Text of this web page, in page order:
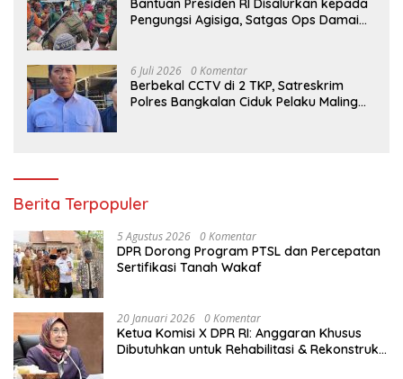
Bantuan Presiden RI Disalurkan kepada
Pengungsi Agisiga, Satgas Ops Damai
6 Juli 2026 0 Komentar
Berbekal CCTV di 2 TKP, Satreskrim
Polres Bangkalan Ciduk Pelaku Maling
Berita Terpopuler
5 Agustus 2026 0 Komentar
DPR Dorong Program PTSL dan Percepatan
Sertifikasi Tanah Wakaf
20 Januari 2026 0 Komentar
Ketua Komisi X DPR RI: Anggaran Khusus
Dibutuhkan untuk Rehabilitasi & Rekonstruksi